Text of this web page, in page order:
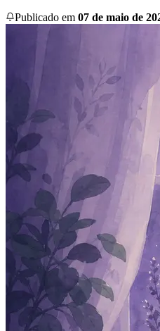
Publicado em 07 de maio de